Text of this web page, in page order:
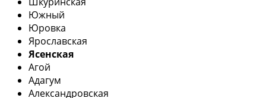
Южный
Юровка
Ярославская
Ясенская
Агой
Адагум
Александровская